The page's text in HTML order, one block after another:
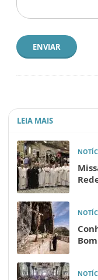
ENVIAR
LEIA MAIS